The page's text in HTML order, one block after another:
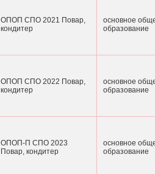
ОПОП СПО 2021 Повар,
кондитер
основное
образование
ОПОП СПО 2022 Повар,
кондитер
основное
образование
ОПОП-П СПО 2023
Повар, кондитер
основное
образование